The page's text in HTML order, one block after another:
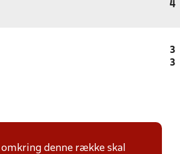
4
3
3
denne række skal